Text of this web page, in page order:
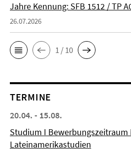
Jahre Kennung: SFB 1512 / TP
26.07.2026
1 / 10
TERMINE
20.04. - 15.08.
Studium I Bewerbungszeitraum
Lateinamerikastudien